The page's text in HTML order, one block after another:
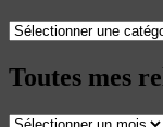
Catégories
Toutes mes
Toutes